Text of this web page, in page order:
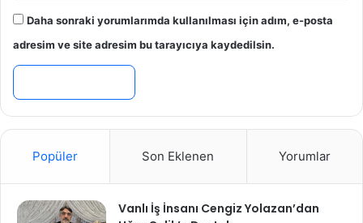
Daha sonraki yorumlarımda kullanılması için adım, e-posta
adresim ve site adresim bu tarayıcıya kaydedilsin.
Popüler Son Eklenen Yorumlar
Vanlı İş İnsanı Cengiz Yolazan’dan